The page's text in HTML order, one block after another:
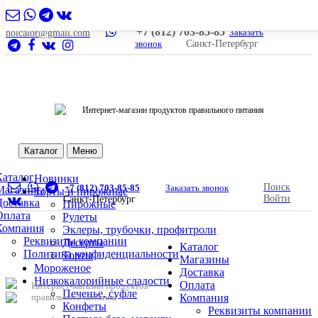
nolcalor@gmail.com +7 (812) 703-85-85 Заказать
звонок
Санкт-Петербург
Интернет-магазин продуктов правильного питания
Каталог Меню
Реквизиты компании
Политика конфиденциальности
Новинки
Торты и пирожные
Пирожные
Рулеты
Эклеры, трубочки, профитроли
Десерты
Торты
Мороженое
Низкокалорийные сладости
Печенье, суфле
Конфеты
+7 (812) 703-85-85
Заказать звонок
Санкт-Петербург
Поиск
Войти
Интернет-магазин продуктов
правильного питания
Каталог
Магазины
Доставка
Оплата
Компания
Реквизиты компании